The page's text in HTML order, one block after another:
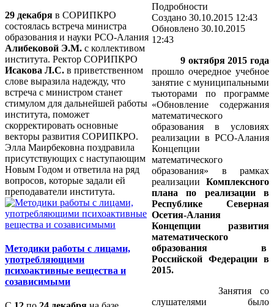
29 декабря в СОРИПКРО
состоялась встреча министра
образования и науки РСО-Алания
Алибековой Э.М. с коллективом
института. Ректор СОРИПКРО
Исакова Л.С. в приветственном
слове выразила надежду, что
встреча с министром станет
стимулом для дальнейшей работы
института, поможет
скорректировать основные
векторы развития СОРИПКРО.
Элла Маирбековна поздравила
присутствующих с наступающим
Новым Годом и ответила на ряд
вопросов, которые задали ей
преподаватели института.
Методики работы с лицами,
употребляющими
психоактивные вещества и
созависимыми
Подробности
Создано 30.10.2015 12:43
Обновлено 30.10.2015
12:43
9 октября 2015 года
прошло очередное учебное
занятие с муниципальными
тьюторами по программе
«Обновление содержания
математического
образования в условиях
реализации в РСО-Алания
Концепции
математического
образования» в рамках
реализации Комплексного
плана по реализации в
Республике Северная
Осетия-Алания
Концепции развития
математического
образования в
Российской Федерации в
2015.
Занятия со
слушателями было